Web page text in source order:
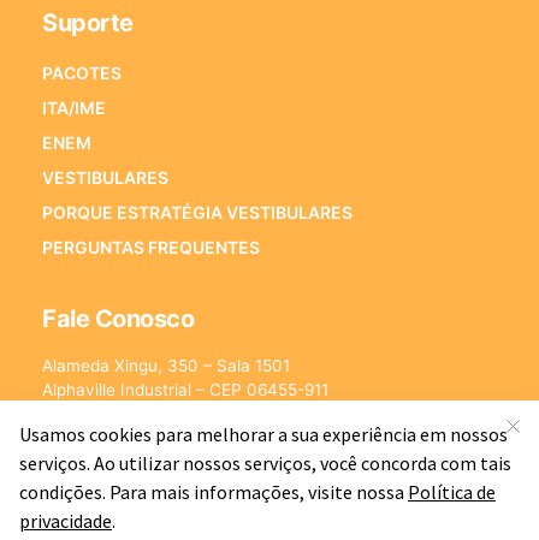
Suporte
PACOTES
ITA/IME
ENEM
VESTIBULARES
PORQUE ESTRATÉGIA VESTIBULARES
PERGUNTAS FREQUENTES
Fale Conosco
Alameda Xingu, 350 – Sala 1501
Alphaville Industrial – CEP 06455-911
E-mail:[email protected]
©2026 - Estratégia Vestibulares - Cursos Online para Vestibulares.